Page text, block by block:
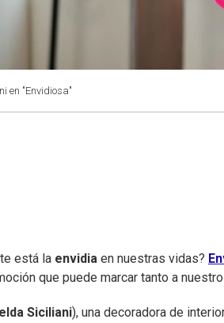
en "Envidiosa"
está la envidia en nuestras vidas?
que puede marcar tanto a
Siciliani), una decoradora de